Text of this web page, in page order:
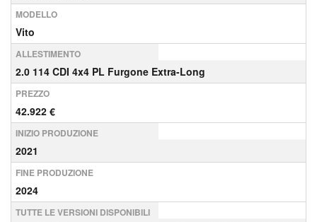
MODELLO
Vito
ALLESTIMENTO
2.0 114 CDI 4x4 PL Furgone Extra-Long
PREZZO
42.922 €
INIZIO PRODUZIONE
2021
FINE PRODUZIONE
2024
TUTTE LE VERSIONI DISPONIBILI